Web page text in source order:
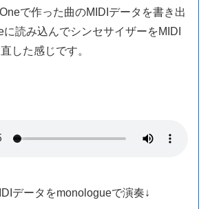
で作った曲のMIDIデータを書き出
に読み込んでシンセサイザーをMIDI
した感じです。
データをmonologueで演奏↓